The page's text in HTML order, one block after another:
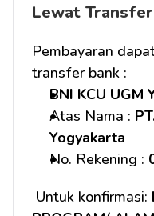
Lewat
Pembayaran
transfer bank :
BNI KCU UGM
Atas Nama :
Yogyakarta
No. Rekening :
Untuk konfirmasi: